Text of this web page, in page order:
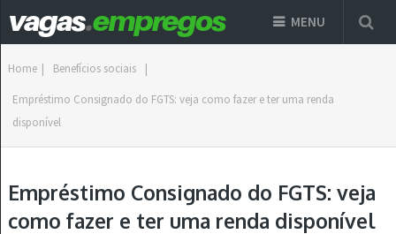
MENU
Home | Benefícios sociais |
Empréstimo Consignado do FGTS: veja como fazer e ter uma renda
disponível
Empréstimo Consignado do FGTS: veja
como fazer e ter uma renda disponível